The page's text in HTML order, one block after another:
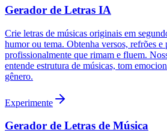
Gerador de Letras IA
Crie letras de músicas originais em
humor ou tema. Obtenha versos, refrões e
profissionalmente que rimam e fluem.
entende estrutura de músicas, tom
gênero.
Experimente
Gerador de Letras de Música